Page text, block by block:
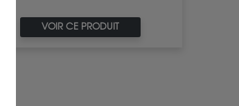
VOIR CE PRODUIT